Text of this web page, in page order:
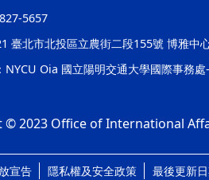
5657
臺北市北投區立農街二段155號 博雅中
NYCU Oia 國立陽明交通大學國際事務
© 2023 Office of International
宣告 隱私權及安全政策 最後更新